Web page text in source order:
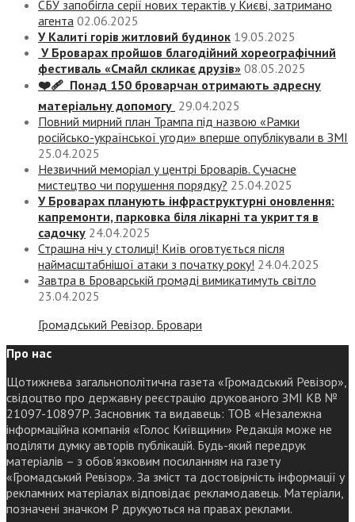
СБУ запобігла серії нових терактів у Києві, затримано
агента 02.06.2025
У Калиті горів житловий будинок 19.05.2025
У Броварах пройшов благодійний хореографічний
фестиваль «Смайл скликає друзів» 08.05.2025
❤️‍🩹 Понад 150 броварчан отримають адресну
матеріальну допомогу 29.04.2025
Повний мирний план Трампа під назвою «‎Рамки
російсько-української угоди» вперше опублікували в ЗМІ
25.04.2025
Незвичний меморіал у центрі Броварів. Сучасне
мистецтво чи порушення порядку? 25.04.2025
У Броварах планують інфраструктурні оновлення:
капремонти, парковка біля лікарні та укриття в
садочку 24.04.2025
Страшна ніч у столиці! Київ оговтується після
наймасштабнішої атаки з початку року! 24.04.2025
Завтра в Броварській громаді вимикатимуть світло
23.04.2025
Громадський Ревізор. Бровари
Про нас
Щотижнева загальнополітична газета «Громадський Ревізор»,
свідоцтво про державну реєстрацію друкованого ЗМІ КВ №
21097-10897Р. Засновник та видавець: ТОВ «Незалежна
інформаційна компанія «Голос Київщини» Редакція може не
поділяти думку авторів публікацій. Будь-який передрук
матеріалів – з обов’язковим посиланням на газету
«Громадський Ревізор». За зміст та достовірність інформації у
рекламних матеріалах відповідає рекламодавець. Матеріали,
позначені значком Р друкуються на правах реклами.